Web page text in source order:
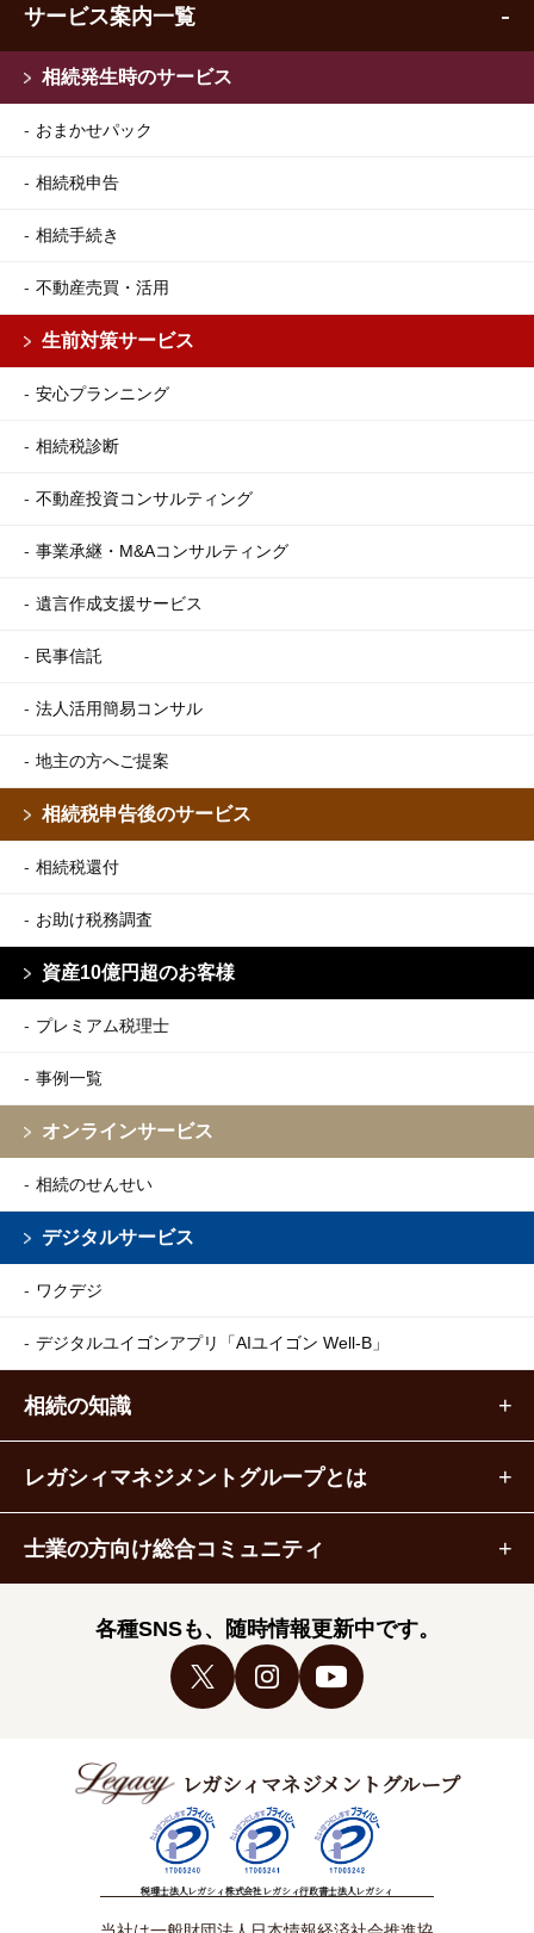
サービス案内一覧
相続発生時のサービス
おまかせパック
相続税申告
相続手続き
不動産売買・活用
生前対策サービス
安心プランニング
相続税診断
不動産投資コンサルティング
事業承継・M&Aコンサルティング
遺言作成支援サービス
民事信託
法人活用簡易コンサル
地主の方へご提案
相続税申告後のサービス
相続税還付
お助け税務調査
資産10億円超のお客様
プレミアム税理士
事例一覧
オンラインサービス
相続のせんせい
デジタルサービス
ワクデジ
デジタルユイゴンアプリ 「AIユイゴン Well-B」
相続の知識
レガシィマネジメントグループとは
士業の方向け総合コミュニティ
各種SNSも、随時情報更新中です。
レガシィマネジメントグループ
税理士法人レガシィ株式会社レガシィ行政書士法人レガシィ